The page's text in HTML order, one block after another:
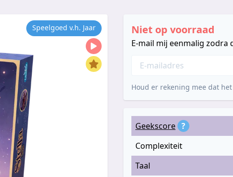
Speelgoed v.h. Jaar Niet op voorraad
E-mail mij eenmalig
Houd er rekening mee dat
Geekscore ?
Complexiteit
Taal